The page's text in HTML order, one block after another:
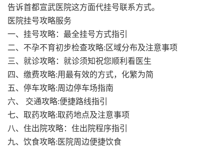
告诉首都宣武医院这方面代挂号联系方式。
医院挂号攻略服务
一、挂号攻略：最全挂号方式指引
二、不孕不育初步检查攻略:区域分布及注意事项
三、就诊攻略：就诊须知祝您顺利看医生
四、缴费攻略:用最有效的方式，化繁为简
五、停车攻略:周边停车场指南
六、 交通攻略:便捷路线指引
七、取药攻略:取药地点及注意事项
八、住出院攻略：住出院程序指引
九、饮食攻略:医院周边便捷饮食